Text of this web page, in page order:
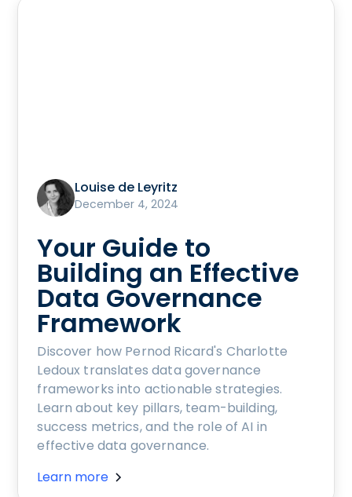
Louise de Leyritz
December 4, 2024
Your Guide to
Building an Effective
Data Governance
Framework
Discover how Pernod Ricard's Charlotte
Ledoux translates data governance
frameworks into actionable strategies.
Learn about key pillars, team-building,
success metrics, and the role of AI in
effective data governance.
Learn more